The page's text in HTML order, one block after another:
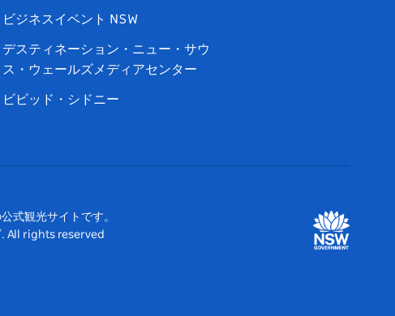
ビジネスイベント NSW
デスティネーション・ニュー・サウ
ス・ウェールズメディアセンター
ビビッド・シドニー
式観光サイトです。
. All rights reserved